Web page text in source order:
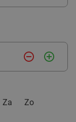
remove_circle_outline add_circle_outline
Za Zo